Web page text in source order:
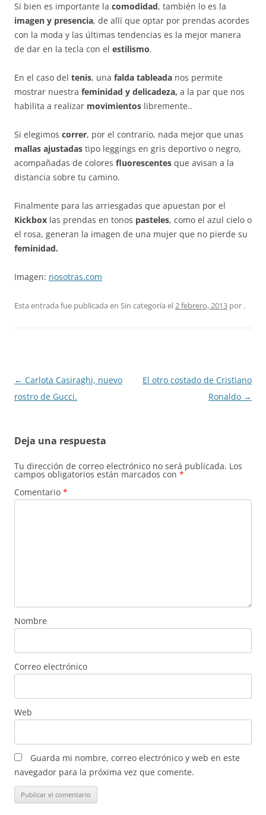
Si bien es importante la comodidad, también lo es la
imagen y presencia, de allí que optar por prendas acordes
con la moda y las últimas tendencias es la mejor manera
de dar en la tecla con el estilismo.
En el caso del tenis, una falda tableada nos permite
mostrar nuestra feminidad y delicadeza, a la par que nos
habilita a realizar movimientos libremente..
Si elegimos correr, por el contrario, nada mejor que unas
mallas ajustadas tipo leggings en gris deportivo o negro,
acompañadas de colores fluorescentes que avisan a la
distancia sobre tu camino.
Finalmente para las arriesgadas que apuestan por el
Kickbox las prendas en tonos pasteles, como el azul cielo o
el rosa, generan la imagen de una mujer que no pierde su
feminidad.
Imagen: nosotras.com
Esta entrada fue publicada en Sin categoría el2 febrero, 2013 por .
Navegación
de
← Carlota Casiraghi, nuevo
rostro de Gucci.
El otro costado de Cristiano
Ronaldo →
Deja una respuesta
Tu dirección de correo electrónico no será publicada. Los
campos obligatorios están marcados con *
Comentario *
Nombre
Correo electrónico
Web
Guarda mi nombre, correo electrónico y web en este
navegador para la próxima vez que comente.